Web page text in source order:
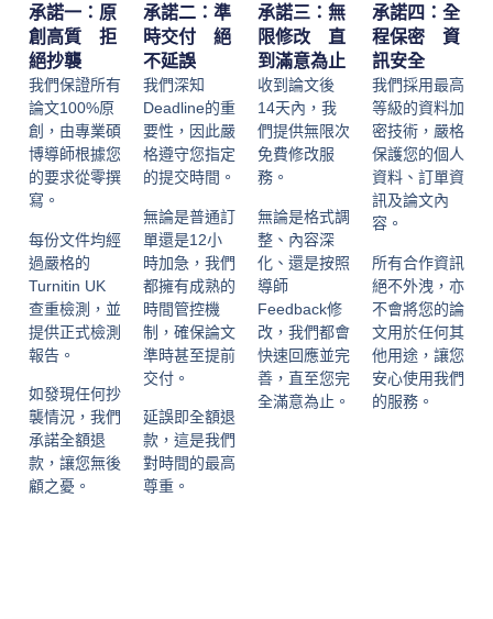
承諾一：原
創高質 拒
絕抄襲
我們保證所有
論文100%原
創，由專業碩
博導師根據您
的要求從零撰
寫。
每份文件均經
過嚴格的
Turnitin UK
查重檢測，並
提供正式檢測
報告。
如發現任何抄
襲情況，我們
承諾全額退
款，讓您無後
顧之憂。
承諾二：準
時交付 絕
不延誤
我們深知
Deadline的重
要性，因此嚴
格遵守您指定
的提交時間。
無論是普通訂
單還是12小
時加急，我們
都擁有成熟的
時間管控機
制，確保論文
準時甚至提前
交付。
延誤即全額退
款，這是我們
對時間的最高
尊重。
承諾三：無
限修改 直
到滿意為止
收到論文後
14天內，我
們提供無限次
免費修改服
務。
無論是格式調
整、內容深
化、還是按照
導師
Feedback修
改，我們都會
快速回應並完
善，直至您完
全滿意為止。
承諾四：全
程保密 資
訊安全
我們採用最高
等級的資料加
密技術，嚴格
保護您的個人
資料、訂單資
訊及論文內
容。
所有合作資訊
絕不外洩，亦
不會將您的論
文用於任何其
他用途，讓您
安心使用我們
的服務。